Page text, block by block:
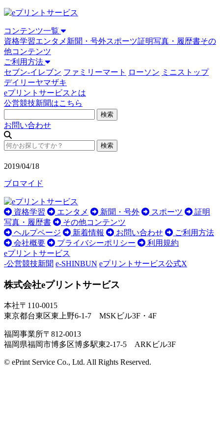
コンテンツ一覧
資格学習エンタメ 新聞・号外スポーツ証明写真・履歴書その
他コンテンツ
ご利用方法
セブン-イレブン ファミリーマート ローソン ミニストップ
デイリーヤマザキ
eプリントサービスとは
公営競技新聞はこちら
お問い合わせ
2019/04/18
ブロマイド
資格学習 エンタメ 新聞・号外 スポーツ
証明
写真・履歴書
その他コンテンツ
ヘルプページ
新着情報 お問い合わせ
ご利用方法
会社概要
プライバシーポリシー
利用規約
eプリントサービス
-公営競技新聞 e-SHINBUN eプリントサービス公式X
株式会社eプリントサービス
本社〒110-0015
東京都台東区東上野6-1-7 MSKビル3F・4F
福岡事業所〒812-0013
福岡県福岡市博多区博多駅東2-17-5 ARKビル3F
© ePrint Service Co., Ltd. All Rights Reserved.